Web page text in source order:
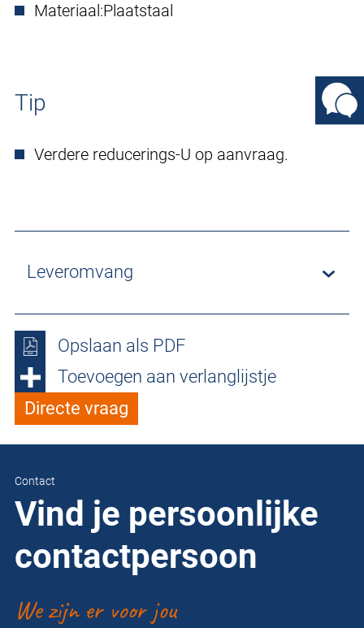
Materiaal:Plaatstaal
Tip
Verdere reducerings-U op aanvraag.
Leveromvang
Opslaan als PDF
Toevoegen aan verlanglijstje
Directe vraag
Contact
Vind je persoonlijke
contactpersoon
We zijn er voor jou